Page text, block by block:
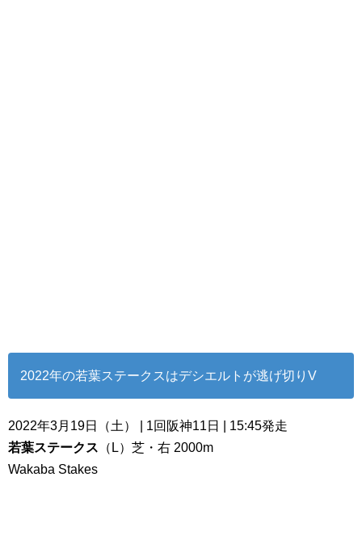
2022年の若葉ステークスはデシエルトが逃げ切りV
2022年3月19日（土） | 1回阪神11日 | 15:45発走
若葉ステークス （L）芝・右 2000m
Wakaba Stakes